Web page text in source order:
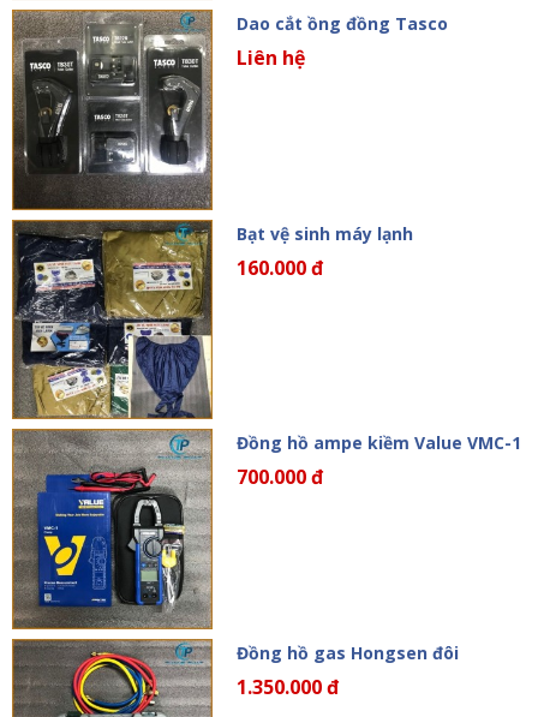
Dao cắt ồng đồng Tasco
Liên hệ
Bạt vệ sinh máy lạnh
160.000 đ
Đồng hồ ampe kiềm Value VMC-1
700.000 đ
Đồng hồ gas Hongsen đôi
1.350.000 đ